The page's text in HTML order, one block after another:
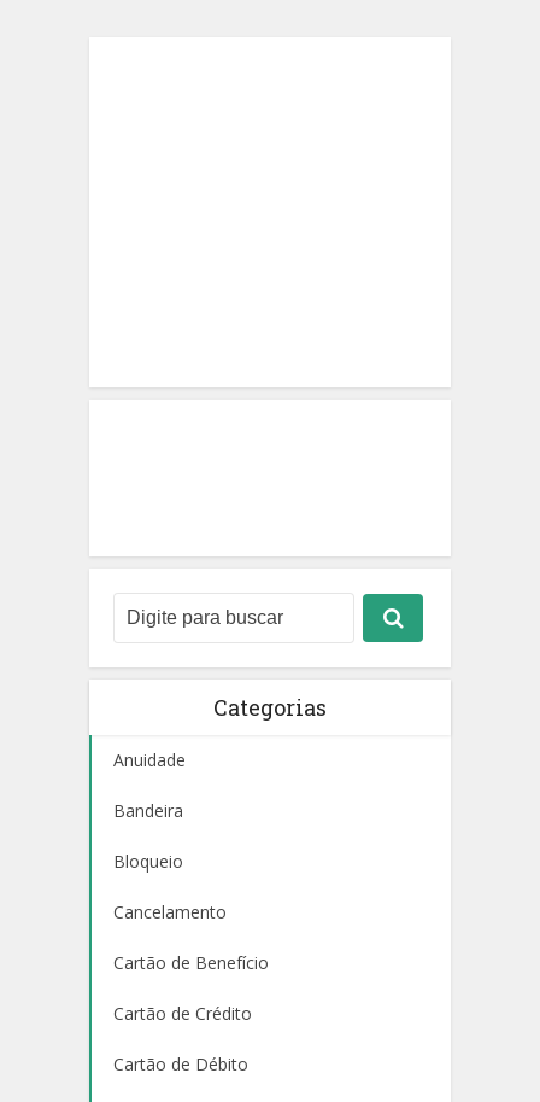
Categorias
Anuidade
Bandeira
Bloqueio
Cancelamento
Cartão de Benefício
Cartão de Crédito
Cartão de Débito